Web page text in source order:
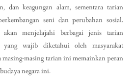
dan keagungan alam, sementara tarian
seni dan perubahan sosial.
menjelajahi berbagai jenis tarian
wajib diketahui oleh masyarakat
masing-masing tarian ini memainkan peran
negara ini.